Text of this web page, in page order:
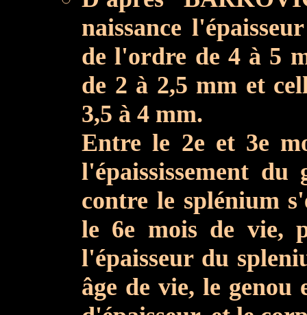
naissance
de l'ordre de 4 à 5
de 2 à 2,5 mm et
3,5 à 4 mm.
Entre le 2e et 3e
l'épaississement
contre le splénium
le 6e mois de vie,
l'épaisseur du
âge de vie, le